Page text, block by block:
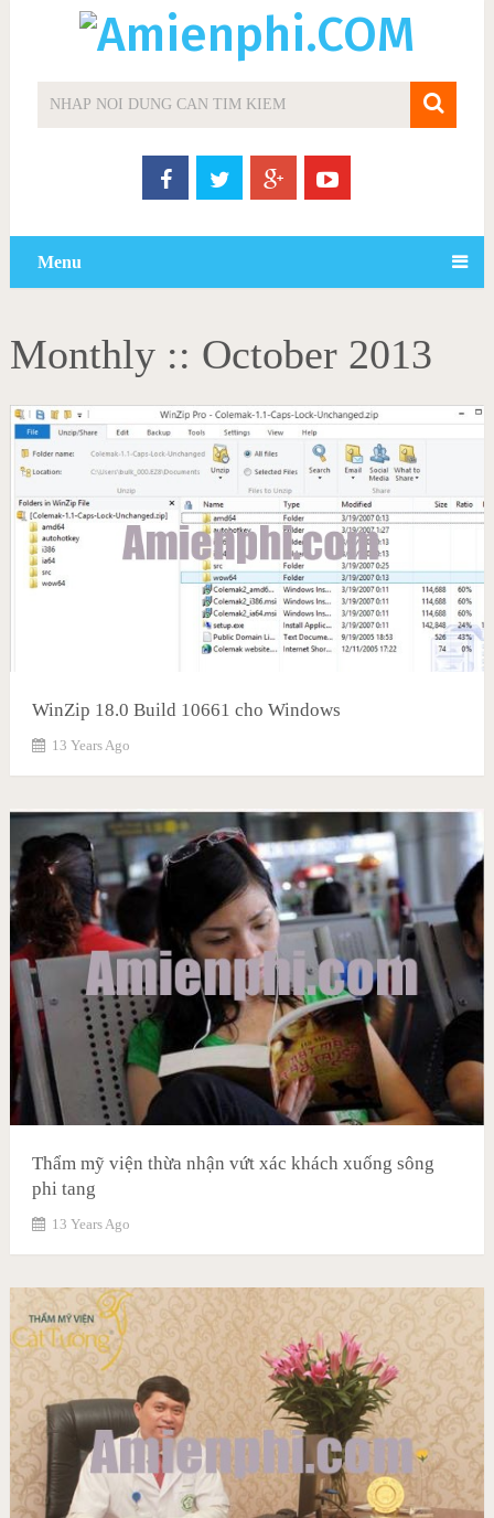
Menu
Monthly :: October 2013
WinZip 18.0 Build 10661 cho Windows
13 Years Ago
Thẩm mỹ viện thừa nhận vứt xác khách xuống sông
phi tang
13 Years Ago